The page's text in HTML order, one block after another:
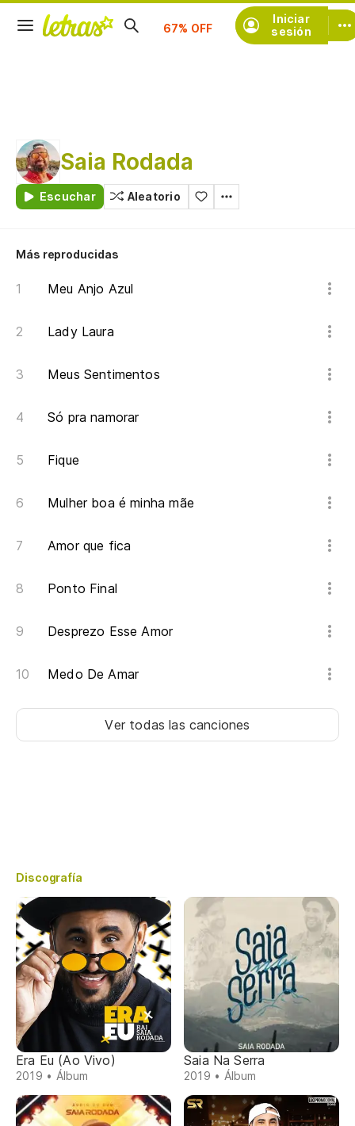
Iniciar
sesión
Suscríbete
Saia Rodada
Escuchar Aleatorio
Más reproducidas
Meu Anjo Azul
Lady Laura
Meus Sentimentos
Só pra namorar
Fique
Mulher boa é minha mãe
Amor que fica
Ponto Final
Desprezo Esse Amor
Medo De Amar
Ver todas las canciones
Discografía
Era Eu (Ao Vivo)
2019 • Álbum
Saia Na Serra
2019 • Álbum